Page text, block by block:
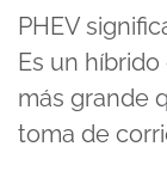
PHEV
Es un
más grande
toma de